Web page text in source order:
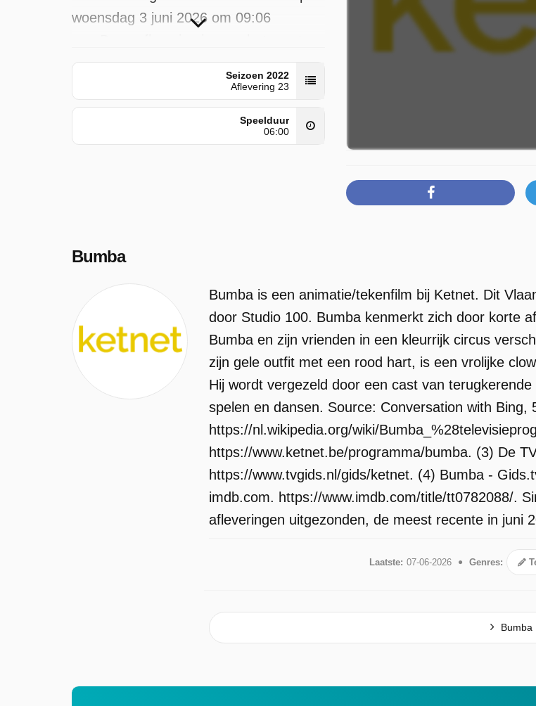
woensdag 3 juni 2026 om 09:06
geplaatst op maandag 26 augustus
Seizoen 2022
Aflevering 23
Speelduur
06:00
Bumba
Bumba is een animatie/tekenfilm bij Ketnet. Dit
door Studio 100. Bumba kenmerkt zich door korte
Bumba en zijn vrienden in een kleurrijk circus
zijn gele outfit met een rood hart, is een vrolijke
Hij wordt vergezeld door een cast van
spelen en dansen. Source: Conversation with
https://nl.wikipedia.org/wiki/
https://www.ketnet.be/programma/bumba. (3) De
https://www.tvgids.nl/gids/ketnet. (4) Bumba -
imdb.com. https://www.imdb.com/title/tt0782088/.
afleveringen uitgezonden, de meest recente in juni
Laatste: 07-06-2026 Genres:
Bumba